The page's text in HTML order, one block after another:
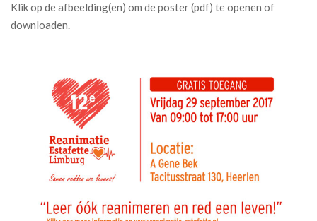
Klik op de afbeelding(en) om de poster (pdf) te openen of
downloaden.